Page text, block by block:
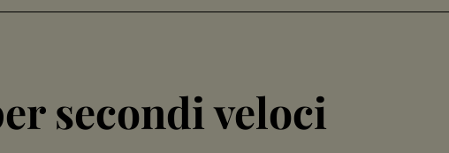
secondi veloci